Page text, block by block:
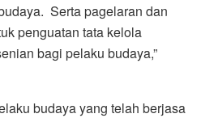
Serta pagelaran dan
penguatan tata kelola
bagi pelaku budaya,”
budaya yang telah berjasa